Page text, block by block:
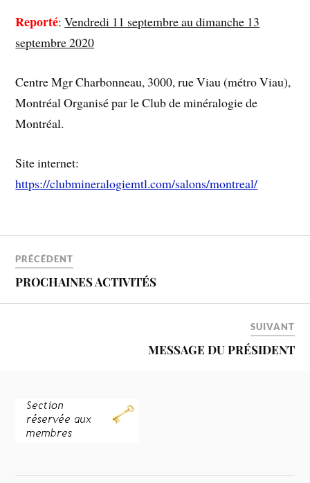
Reporté:Vendredi 11 septembre au dimanche 13
septembre 2020
Centre Mgr Charbonneau, 3000, rue Viau (métro Viau),
Montréal Organisé par le Club de minéralogie de
Montréal.
Site internet:
https://clubmineralogiemtl.com/salons/montreal/
PRÉCÉDENT
PROCHAINES ACTIVITÉS
SUIVANT
MESSAGE DU PRÉSIDENT